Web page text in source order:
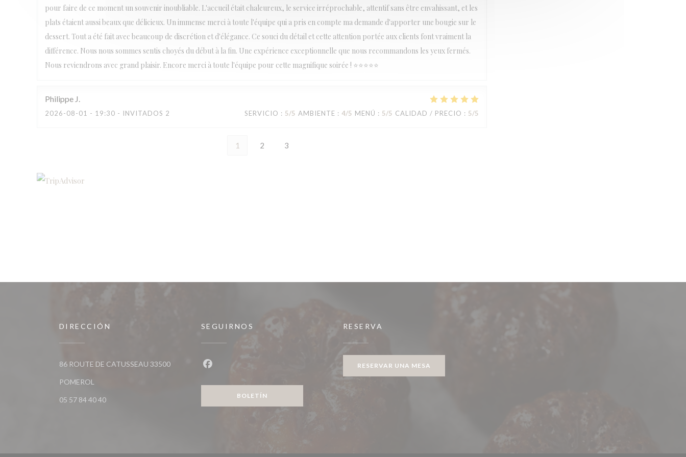
pour faire de ce moment un souvenir inoubliable. L'accueil était chaleureux, le service irréprochable, attentif sans être envahissant, et les
plats étaient aussi beaux que délicieux. Un immense merci à toute l'équipe qui a pris en compte ma demande d'apporter une bougie sur le
dessert. Tout a été fait avec beaucoup de discrétion et d'élégance. Ce souci du détail et cette attention portée aux clients font vraiment la
différence. Nous nous sommes sentis choyés du début à la fin. Une expérience exceptionnelle que nous recommandons les yeux fermés.
Nous reviendrons avec grand plaisir. Encore merci à toute l'équipe pour cette magnifique soirée ! ⭐⭐⭐⭐⭐
Philippe J
2026-08-01 - 19:30 - INVITADOS 2 SERVICIO : 5/5 AMBIENTE : 4/5 MENÚ : 5/5 CALIDAD / PRECIO : 5/5
1 2 3
DIRECCIÓN
86 ROUTE DE CATUSSEAU 33500
POMEROL
05 57 84 40 40
SEGUIRNOS
BOLETÍN
RESERVA
RESERVAR UNA MESA